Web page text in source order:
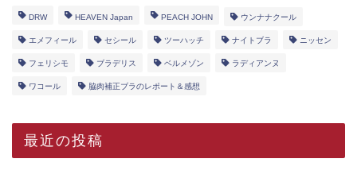
DRW HEAVEN Japan PEACH JOHN ウンナナクール
エメフィール セシール ツーハッチ ナイトブラ ニッセン
フェリシモ ブラデリス ベルメゾン ラディアンヌ
ワコール 脇肉補正ブラのレポート＆感想
最近の投稿